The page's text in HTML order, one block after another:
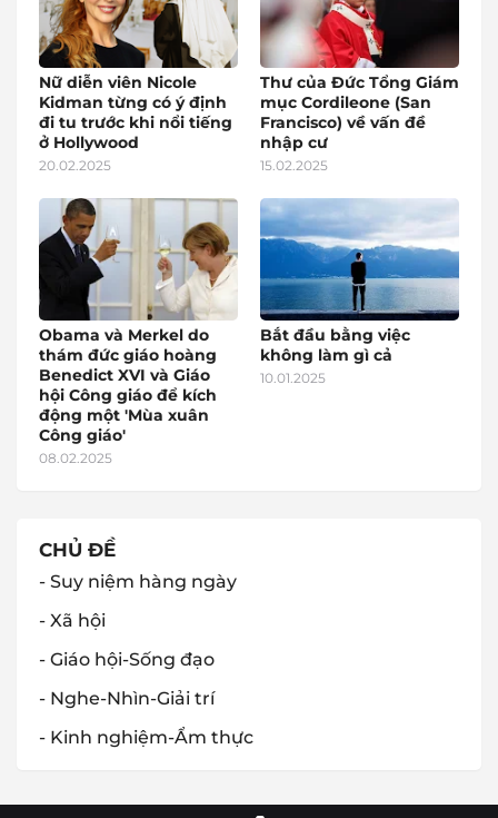
Nữ diễn viên Nicole
Kidman từng có ý định
đi tu trước khi nổi tiếng
ở Hollywood
20.02.2025
Thư của Đức Tổng Giám
mục Cordileone (San
Francisco) về vấn đề
nhập cư
15.02.2025
Obama và Merkel do
thám đức giáo hoàng
Benedict XVI và Giáo
hội Công giáo để kích
động một 'Mùa xuân
Công giáo'
08.02.2025
Bắt đầu bằng việc
không làm gì cả
10.01.2025
CHỦ ĐỀ
- Suy niệm hàng ngày
- Xã hội
- Giáo hội-Sống đạo
- Nghe-Nhìn-Giải trí
- Kinh nghiệm-Ẩm thực